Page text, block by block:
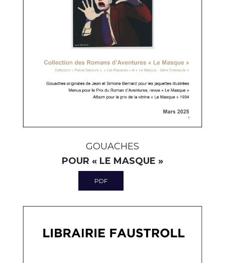
GOUACHES
POUR « LE MASQUE »
PDF